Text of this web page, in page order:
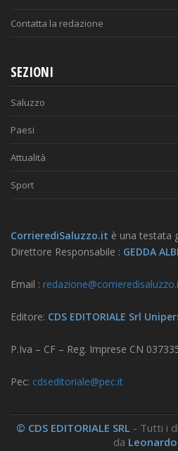
Contatta la redazione
SEZIONI
Saluzzo
Paesi
Attualità
Sport
CorrierediSaluzzo.it è una testata
Direttore Responsabile : GEDDA
Email :
Editore: CDS EDITORIALE Srl
P.Iva – CF – Reg. Imprese CN
Pec: cdseditoriale@pec.it
© CDS EDITORIALE SRL - Tutti i
da